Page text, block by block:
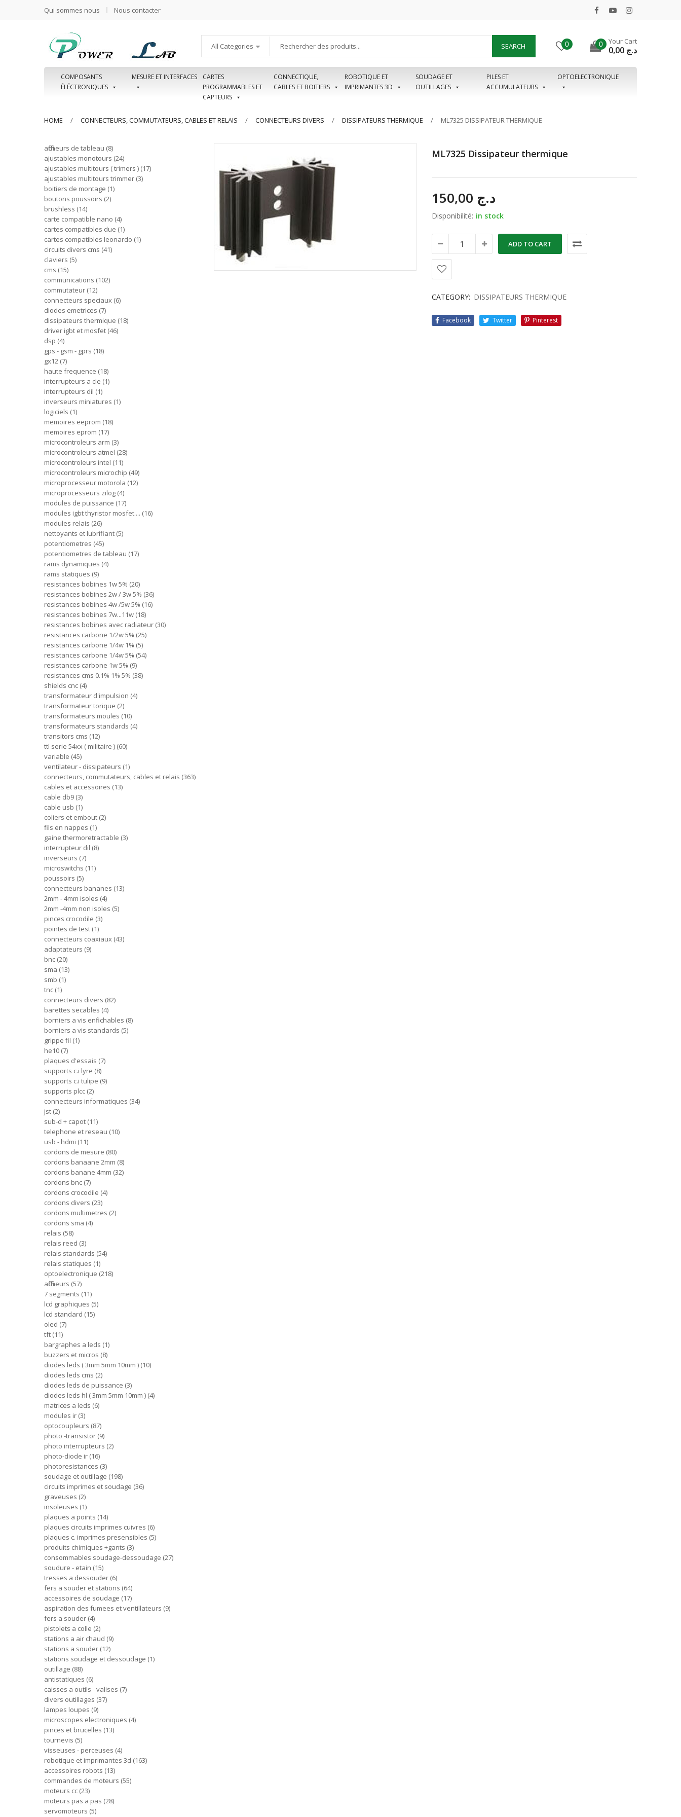
Qui sommes nous Nous contacter
All Categories SEARCH 0 0 Your Cart
د.ج
COMPOSANTS
ÉLÉCTRONIQUES
MESURE ET INTERFACES
CARTES
PROGRAMMABLES ET
CAPTEURS
CONNECTIQUE,
CABLES ET BOITIERS
ROBOTIQUE ET
IMPRIMANTES 3D
SOUDAGE ET
OUTILLAGES
PILES ET
ACCUMULATEURS
OPTOELECTRONIQUE
HOME CONNECTEURS, COMMUTATEURS, CABLES ET RELAIS CONNECTEURS DIVERS DISSIPATEURS THERMIQUE ML7325 DISSIPATEUR THERMIQUE
ML7325 Dissipateur thermique
د.ج
Disponibilité: in stock
ADD TO CART
CATEGORY: DISSIPATEURS THERMIQUE
Facebook Twitter Pinterest
afficheurs de tableau 8
ajustables monotours 24
ajustables multitours ( trimers ) 17
ajustables multitours trimmer 3
boitiers de montage 1
boutons poussoirs 2
brushless 14
carte compatible nano 4
cartes compatibles due 1
cartes compatibles leonardo 1
circuits divers cms 41
claviers 5
cms 15
communications 102
commutateur 12
connecteurs speciaux 6
diodes emetrices 7
dissipateurs thermique 18
driver igbt et mosfet 46
dsp 4
gps - gsm - gprs 18
gx12 7
haute frequence 18
interrupteurs a cle 1
interrupteurs dil 1
inverseurs miniatures 1
logiciels 1
memoires eeprom 18
memoires eprom 17
microcontroleurs arm 3
microcontroleurs atmel 28
microcontroleurs intel 11
microcontroleurs microchip 49
microprocesseur motorola 12
microprocesseurs zilog 4
modules de puissance 17
modules igbt thyristor mosfet.... 16
modules relais 26
nettoyants et lubrifiant 5
potentiometres 45
potentiometres de tableau 17
rams dynamiques 4
rams statiques 9
resistances bobines 1w 5% 20
resistances bobines 2w / 3w 5% 36
resistances bobines 4w /5w 5% 16
resistances bobines 7w...11w 18
resistances bobines avec radiateur 30
resistances carbone 1/2w 5% 25
resistances carbone 1/4w 1% 5
resistances carbone 1/4w 5% 54
resistances carbone 1w 5% 9
resistances cms 0.1% 1% 5% 38
shields cnc 4
transformateur d'impulsion 4
transformateur torique 2
transformateurs moules 10
transformateurs standards 4
transitors cms 12
ttl serie 54xx ( militaire ) 60
variable 45
ventilateur - dissipateurs 1
connecteurs, commutateurs, cables et relais 363
cables et accessoires 13
cable db9 3
cable usb 1
coliers et embout 2
fils en nappes 1
gaine thermoretractable 3
interrupteur dil 8
inverseurs 7
microswitchs 11
poussoirs 5
connecteurs bananes 13
2mm - 4mm isoles 4
2mm -4mm non isoles 5
pinces crocodile 3
pointes de test 1
connecteurs coaxiaux 43
adaptateurs 9
bnc 20
sma 13
smb 1
tnc 1
connecteurs divers 82
barettes secables 4
borniers a vis enfichables 8
borniers a vis standards 5
grippe fil 1
he10 7
plaques d'essais 7
supports c.i lyre 8
supports c.i tulipe 9
supports plcc 2
connecteurs informatiques 34
jst 2
sub-d + capot 11
telephone et reseau 10
usb - hdmi 11
cordons de mesure 80
cordons banaane 2mm 8
cordons banane 4mm 32
cordons bnc 7
cordons crocodile 4
cordons divers 23
cordons multimetres 2
cordons sma 4
relais 58
relais reed 3
relais standards 54
relais statiques 1
optoelectronique 218
afficheurs 57
7 segments 11
lcd graphiques 5
lcd standard 15
oled 7
tft 11
bargraphes a leds 1
buzzers et micros 8
diodes leds ( 3mm 5mm 10mm ) 10
diodes leds cms 2
diodes leds de puissance 3
diodes leds hl ( 3mm 5mm 10mm ) 4
matrices a leds 6
modules ir 3
optocoupleurs 87
photo -transistor 9
photo interrupteurs 2
photo-diode ir 16
photoresistances 3
soudage et outillage 198
circuits imprimes et soudage 36
graveuses 2
insoleuses 1
plaques a points 14
plaques circuits imprimes cuivres 6
plaques c. imprimes presensibles 5
produits chimiques +gants 3
consommables soudage-dessoudage 27
soudure - etain 15
tresses a dessouder 6
fers a souder et stations 64
accessoires de soudage 17
aspiration des fumees et ventillateurs 9
fers a souder 4
pistolets a colle 2
stations a air chaud 9
stations a souder 12
stations soudage et dessoudage 1
outillage 88
antistatiques 6
caisses a outils - valises 7
divers outillages 37
lampes loupes 9
microscopes electroniques 4
pinces et brucelles 13
tournevis 5
visseuses - perceuses 4
robotique et imprimantes 3d 163
accessoires robots 13
commandes de moteurs 55
moteurs cc 23
moteurs pas a pas 28
servomoteurs 5